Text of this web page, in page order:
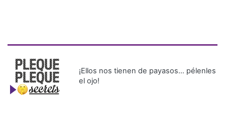
¡Ellos nos tienen de payasos… pélenles
el ojo!